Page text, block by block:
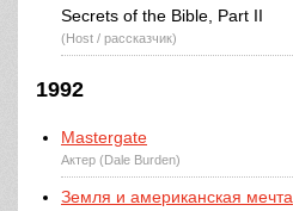
Secrets of the Bible, Part II
(Host / рассказчик)
1992
Mastergate
Актер (Dale Burden)
Земля и американская мечта